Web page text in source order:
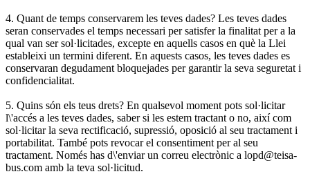
4. Quant de temps conservarem les teves dades? Les teves dades
seran conservades el temps necessari per satisfer la finalitat per a la
qual van ser sol·licitades, excepte en aquells casos en què la Llei
estableixi un termini diferent. En aquests casos, les teves dades es
conservaran degudament bloquejades per garantir la seva seguretat i
confidencialitat.
5. Quins són els teus drets? En qualsevol moment pots sol·licitar
l\'accés a les teves dades, saber si les estem tractant o no, així com
sol·licitar la seva rectificació, supressió, oposició al seu tractament i
portabilitat. També pots revocar el consentiment per al seu
tractament. Només has d\'enviar un correu electrònic a lopd@teisa-
bus.com amb la teva sol·licitud.